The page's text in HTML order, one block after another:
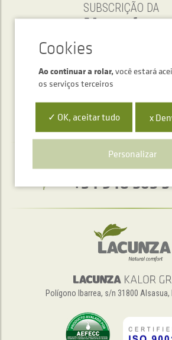
SUBSCRIÇÃO DA
Serviço de
+34 948 563
Polígono Ibarrea, s/n 31800 Alsasua,
Ao continuar a rolar,você estará
os serviços terceiros
✓ OK, aceitar tudo x
Personalizar